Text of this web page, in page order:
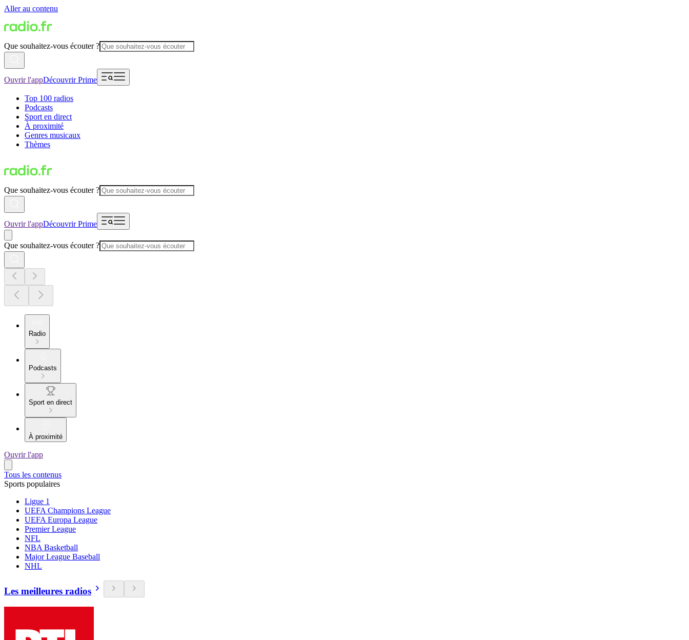
Aller au contenu
Que souhaitez-vous écouter ?
Ouvrir l'appDécouvrir Prime
Top 100 radios
Podcasts
Sport en direct
À proximité
Genres musicaux
Thèmes
Que souhaitez-vous écouter ?
Ouvrir l'appDécouvrir Prime
Que souhaitez-vous écouter ?
Radio
Podcasts
Sport en direct
À proximité
Ouvrir l'app
Tous les contenus
Sports populaires
Ligue 1
UEFA Champions League
UEFA Europa League
Premier League
NFL
NBA Basketball
Major League Baseball
NHL
Les meilleures radios